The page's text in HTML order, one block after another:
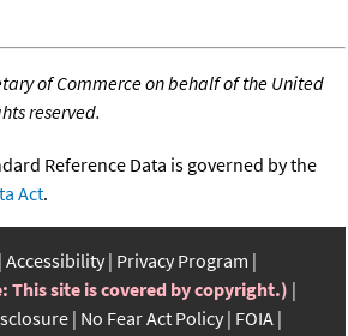
of Commerce on behalf of the United
reserved.
Reference Data is governed by the
Act.
Accessibility Privacy Program
This site is covered by copyright.)
No Fear Act Policy FOIA